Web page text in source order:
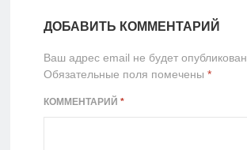
ДОБАВИТЬ КОММЕНТАРИЙ
Ваш адрес email не будет
Обязательные поля помечены *
КОММЕНТАРИЙ *